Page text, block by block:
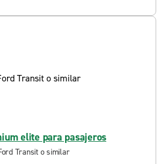
elite para pasajeros
Transit o similar